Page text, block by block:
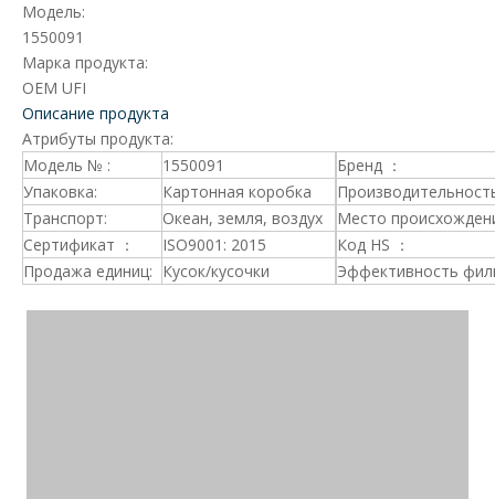
Модель:
1550091
Марка продукта:
OEM UFI
Описание продукта
Атрибуты продукта:
Модель № :
1550091
Бренд ：
Упаковка:
Картонная коробка
Транспорт:
Океан, земля, воздух
Место
Сертификат ：
ISO9001: 2015
Код HS ：
Продажа единиц: Кусок/кусочки Эффективность